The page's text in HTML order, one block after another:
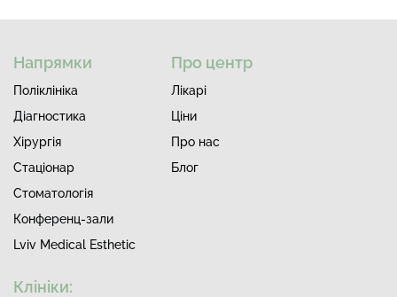
Напрямки
Поліклініка
Діагностика
Хірургія
Стаціонар
Стоматологія
Конференц-зали
Lviv Medical Esthetic
Про центр
Лiкарi
Ціни
Про нас
Блог
Клініки: